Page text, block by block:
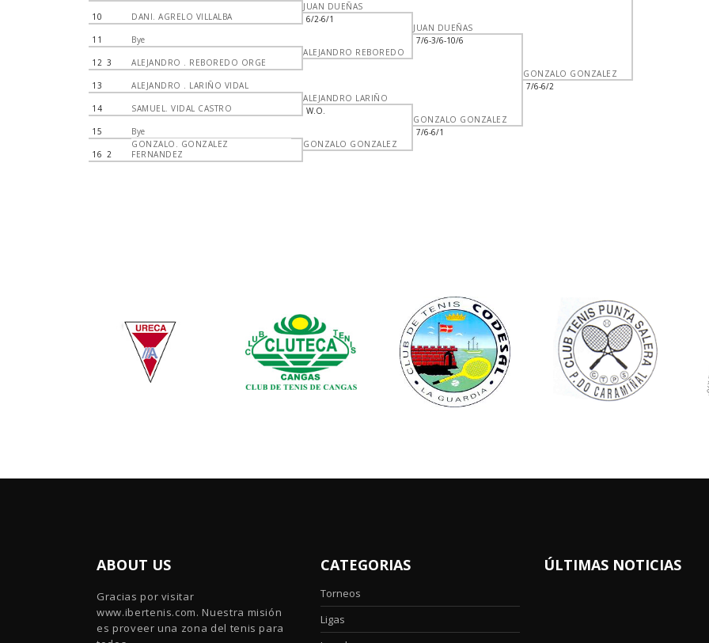
10 DANI. AGRELO VILLALBA
11 Bye
12 3 ALEJANDRO . REBOREDO ORGE
13 ALEJANDRO . LARIÑO VIDAL
14 SAMUEL. VIDAL CASTRO
15 Bye
16 2
GONZALO. GONZALEZ
FERNANDEZ
JUAN DUEÑAS
6/2-6/1
ALEJANDRO REBOREDO
ALEJANDRO LARIÑO
W.O.
GONZALO GONZALEZ
JUAN DUEÑAS
7/6-3/6-10/6
GONZALO GONZALEZ
7/6-6/1
GONZALO GONZALEZ
7/6-6/2
ABOUT US
Gracias por visitar
www.ibertenis.com. Nuestra misión
es proveer una zona del tenis para
CATEGORIAS
Torneos
Ligas
ÚLTIMAS NOTICIAS